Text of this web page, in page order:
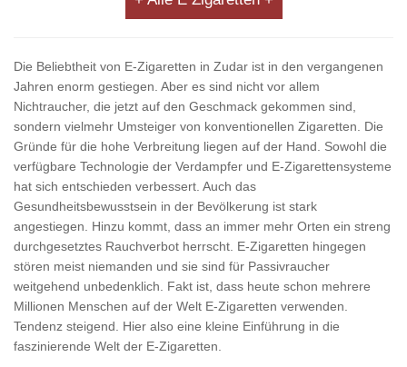
Die Beliebtheit von E-Zigaretten in Zudar ist in den vergangenen
Jahren enorm gestiegen. Aber es sind nicht vor allem
Nichtraucher, die jetzt auf den Geschmack gekommen sind,
sondern vielmehr Umsteiger von konventionellen Zigaretten. Die
Gründe für die hohe Verbreitung liegen auf der Hand. Sowohl die
verfügbare Technologie der Verdampfer und E-Zigarettensysteme
hat sich entschieden verbessert. Auch das
Gesundheitsbewusstsein in der Bevölkerung ist stark
angestiegen. Hinzu kommt, dass an immer mehr Orten ein streng
durchgesetztes Rauchverbot herrscht. E-Zigaretten hingegen
stören meist niemanden und sie sind für Passivraucher
weitgehend unbedenklich. Fakt ist, dass heute schon mehrere
Millionen Menschen auf der Welt E-Zigaretten verwenden.
Tendenz steigend. Hier also eine kleine Einführung in die
faszinierende Welt der E-Zigaretten.